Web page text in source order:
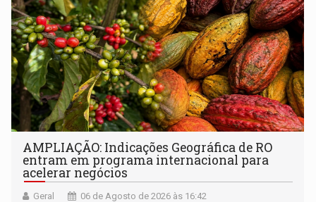
AMPLIAÇÃO: Indicações Geográfica de RO
entram em programa internacional para
acelerar negócios
Geral 06 de Agosto de 2026 às 16:42